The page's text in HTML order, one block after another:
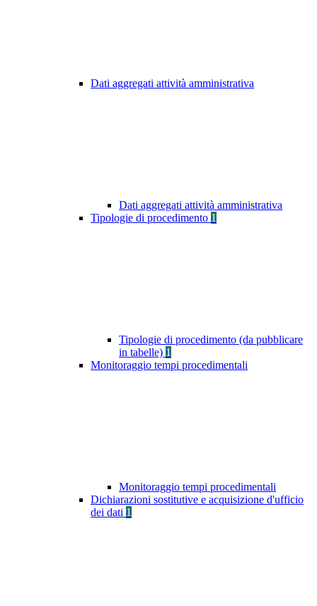
Dati aggregati attività amministrativa
Dati aggregati attività amministrativa
Tipologie di procedimento 1
Tipologie di procedimento (da pubblicare
in tabelle) 1
Monitoraggio tempi procedimentali
Monitoraggio tempi procedimentali
Dichiarazioni sostitutive e acquisizione d'ufficio
dei dati 1